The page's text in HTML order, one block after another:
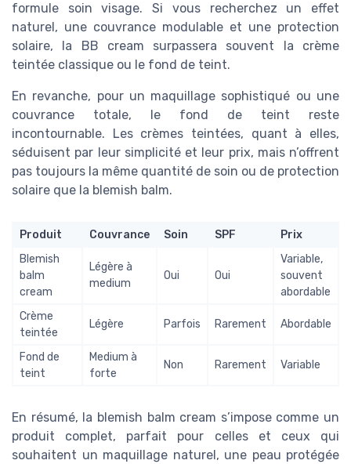
formule soin visage. Si vous recherchez un effet
naturel, une couvrance modulable et une protection
solaire, la BB cream surpassera souvent la crème
teintée classique ou le fond de teint.
En revanche, pour un maquillage sophistiqué ou une
couvrance totale, le fond de teint reste
incontournable. Les crèmes teintées, quant à elles,
séduisent par leur simplicité et leur prix, mais n’offrent
pas toujours la même quantité de soin ou de protection
solaire que la blemish balm.
Produit Couvrance Soin SPF
Prix
Blemish
balm
cream
Légère à
medium
Oui Oui
Variable,
souvent
abordable
Crème
teintée
Légère Parfois Rarement Abordable
Fond de
teint
Medium à
forte
Non Rarement Variable
En résumé, la blemish balm cream s’impose comme un
produit complet, parfait pour celles et ceux qui
souhaitent un maquillage naturel, une peau protégée